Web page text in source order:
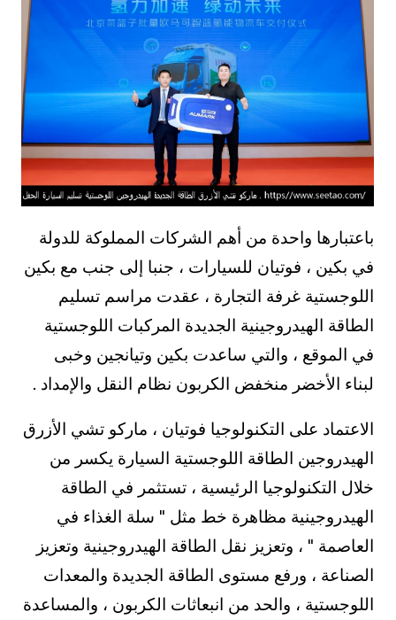
باعتبارها واحدة من أهم الشركات المملوكة للدولة
في بكين ، فوتيان للسيارات ، جنبا إلى جنب مع بكين
اللوجستية غرفة التجارة ، عقدت مراسم تسليم
الطاقة الهيدروجينية الجديدة المركبات اللوجستية
في الموقع ، والتي ساعدت بكين وتيانجين وخبى
لبناء الأخضر منخفض الكربون نظام النقل والإمداد .
الاعتماد على التكنولوجيا فوتيان ، ماركو تشي الأزرق
الهيدروجين الطاقة اللوجستية السيارة يكسر من
خلال التكنولوجيا الرئيسية ، تستثمر في الطاقة
الهيدروجينية مظاهرة خط مثل " سلة الغذاء في
العاصمة " ، وتعزيز نقل الطاقة الهيدروجينية وتعزيز
الصناعة ، ورفع مستوى الطاقة الجديدة والمعدات
اللوجستية ، والحد من انبعاثات الكربون ، والمساعدة